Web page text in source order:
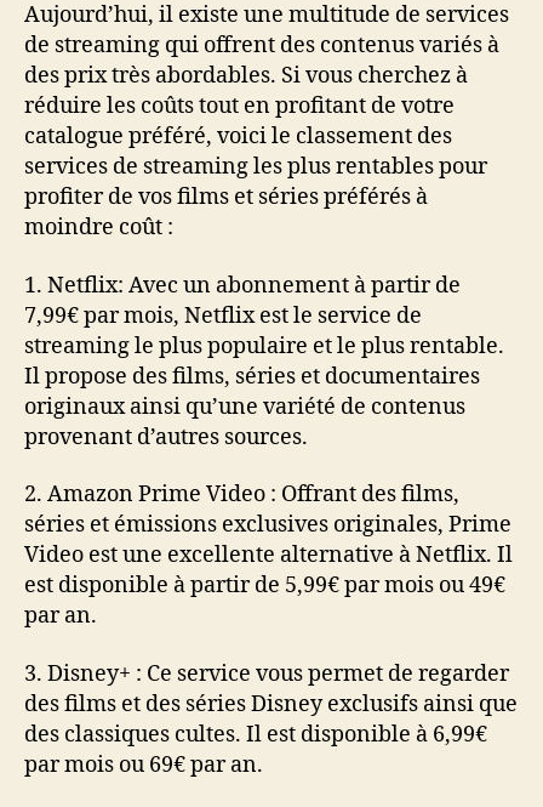
Aujourd’hui, il existe une multitude de services
de streaming qui offrent des contenus variés à
des prix très abordables. Si vous cherchez à
réduire les coûts tout en profitant de votre
catalogue préféré, voici le classement des
services de streaming les plus rentables pour
profiter de vos films et séries préférés à
moindre coût :
1. Netflix: Avec un abonnement à partir de
7,99€ par mois, Netflix est le service de
streaming le plus populaire et le plus rentable.
Il propose des films, séries et documentaires
originaux ainsi qu’une variété de contenus
provenant d’autres sources.
2. Amazon Prime Video : Offrant des films,
séries et émissions exclusives originales, Prime
Video est une excellente alternative à Netflix. Il
est disponible à partir de 5,99€ par mois ou 49€
par an.
3. Disney+ : Ce service vous permet de regarder
des films et des séries Disney exclusifs ainsi que
des classiques cultes. Il est disponible à 6,99€
par mois ou 69€ par an.